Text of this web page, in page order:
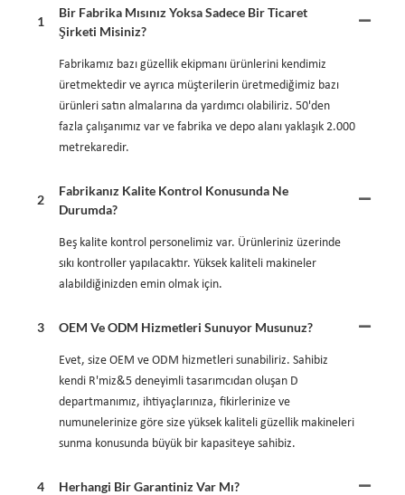
1
Bir Fabrika Mısınız Yoksa Sadece Bir Ticaret
Şirketi Misiniz?
Fabrikamız bazı güzellik ekipmanı ürünlerini kendimiz
üretmektedir ve ayrıca müşterilerin üretmediğimiz bazı
ürünleri satın almalarına da yardımcı olabiliriz. 50'den
fazla çalışanımız var ve fabrika ve depo alanı yaklaşık 2.000
metrekaredir.
2
Fabrikanız Kalite Kontrol Konusunda Ne
Durumda?
Beş kalite kontrol personelimiz var. Ürünleriniz üzerinde
sıkı kontroller yapılacaktır. Yüksek kaliteli makineler
alabildiğinizden emin olmak için.
3 OEM Ve ODM Hizmetleri Sunuyor Musunuz?
Evet, size OEM ve ODM hizmetleri sunabiliriz. Sahibiz
kendi R'miz&5 deneyimli tasarımcıdan oluşan D
departmanımız, ihtiyaçlarınıza, fikirlerinize ve
numunelerinize göre size yüksek kaliteli güzellik makineleri
sunma konusunda büyük bir kapasiteye sahibiz.
4 Herhangi Bir Garantiniz Var Mı?